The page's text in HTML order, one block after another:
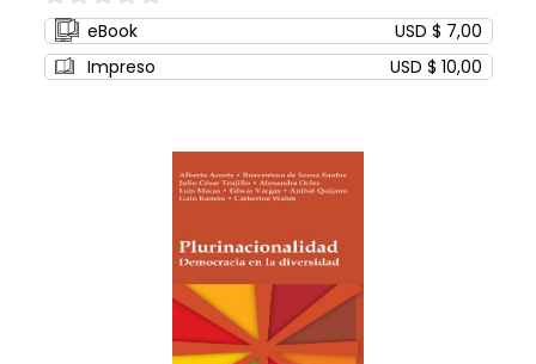
0%
eBook
USD $ 7,00
Impreso
USD $ 10,00